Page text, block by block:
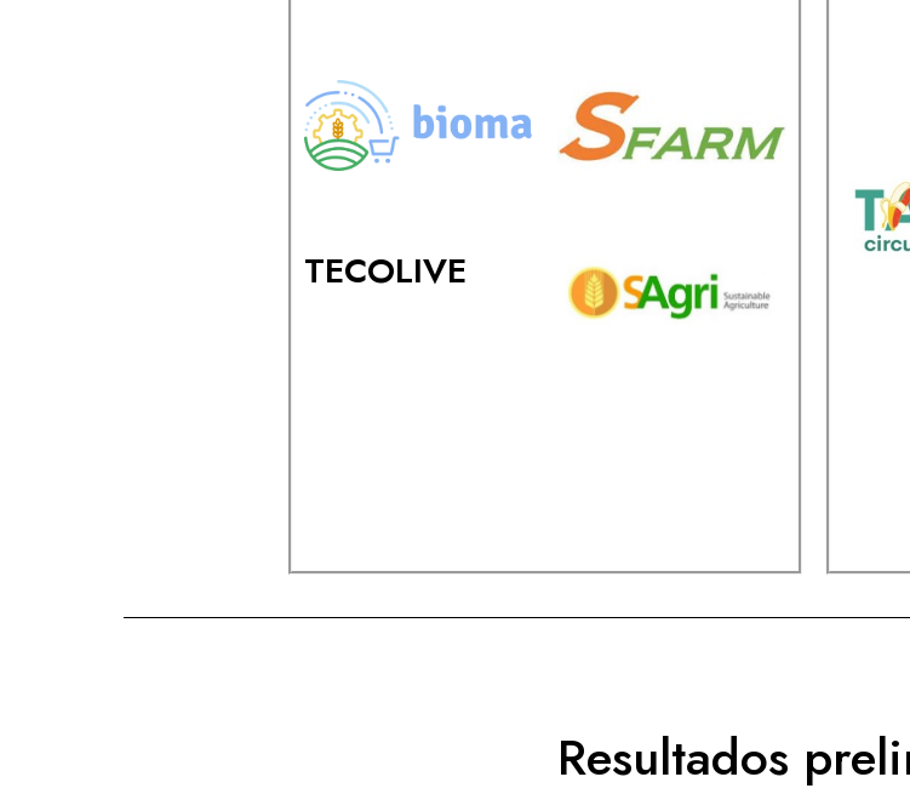
TECOLIVE
Resultados